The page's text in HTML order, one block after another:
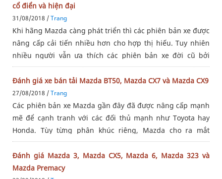
cổ điển và hiện đại
31/08/2018 /Trang
Khi hãng Mazda càng phát triển thì các phiên bản xe được
nâng cấp cải tiến nhiều hơn cho hợp thị hiếu. Tuy nhiên
nhiều người vẫn ưa thích các phiên bản xe đời cũ bởi
những đặc điểm như giá rẻ, động cơ bền,... Vậy hãy cũng
phụ tùng
Đánh giá xe bán tải Mazda BT50, Mazda CX7 và Mazda CX9
27/08/2018 /Trang
Các phiên bản xe Mazda gần đây đã được nâng cấp mạnh
mẽ để cạnh tranh với các đối thủ mạnh như Toyota hay
Honda. Tùy từng phân khúc riêng, Mazda cho ra mắt
những dòng xe phù hợp với nhu cầu người mua. Vậy đâu
là lựa chọn hợp lý? hãy
Đánh giá Mazda 3, Mazda CX5, Mazda 6, Mazda 323 và
Mazda Premacy